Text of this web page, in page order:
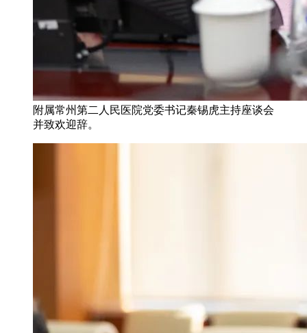
附属常州第二人民医院党委书记秦锡虎主持座谈会
并致欢迎辞。